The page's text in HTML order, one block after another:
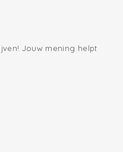
Jouw mening helpt